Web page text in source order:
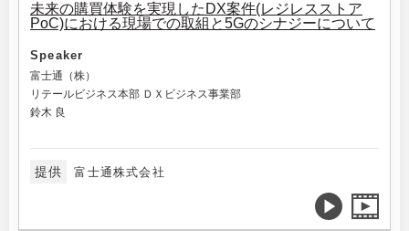
未来の購買体験を実現したDX案件(レジレスストア
PoC)における現場での取組と5Gのシナジーについて
Speaker
富士通（株）
リテールビジネス本部 ＤＸビジネス事業部
鈴木 良
提供 富士通株式会社